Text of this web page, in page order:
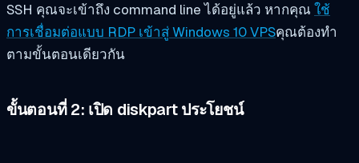
SSH คุณจะเข้าถึง command line ได้อยู่แล้ว หากคุณ ใช้
การเชื่อมต่อแบบ RDP เข้าสู่ Windows 10 VPSคุณต้องทำ
ตามขั้นตอนเดียวกัน
ขั้นตอนที่ 2: เปิด diskpartประโยชน์